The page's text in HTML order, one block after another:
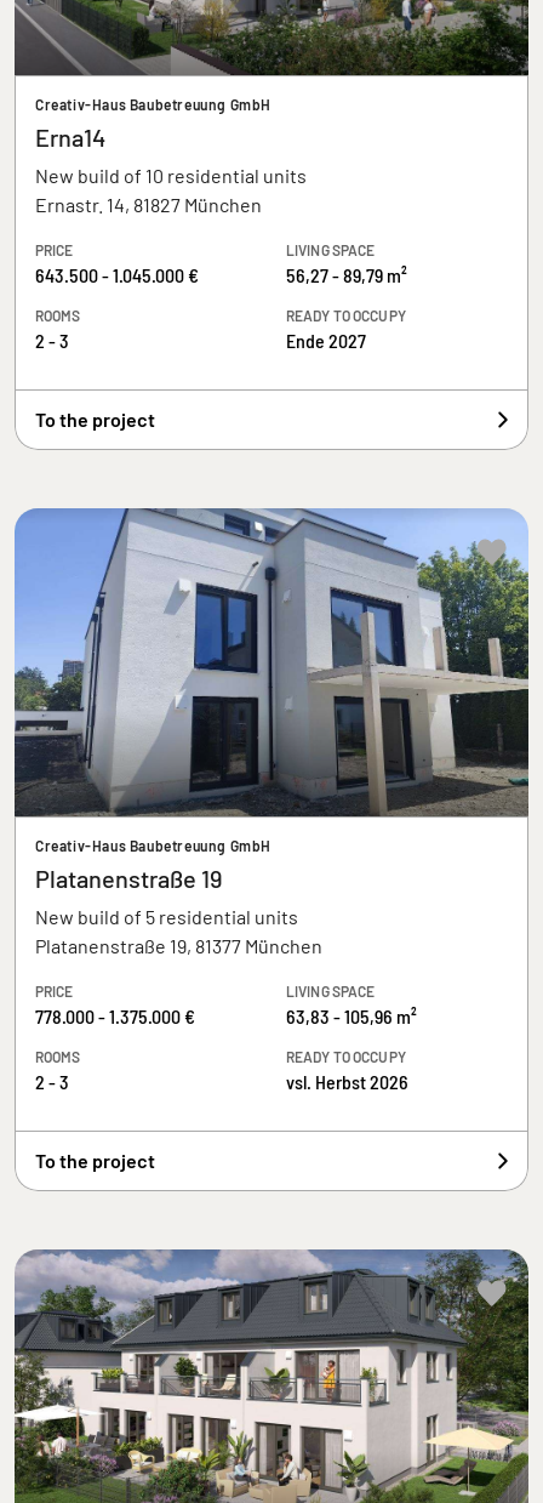
Creativ-Haus Baubetreuung GmbH
Erna14
New build of 10 residential units
Ernastr. 14, 81827 München
PRICE
643.500 - 1.045.000 €
LIVING SPACE
56,27 - 89,79 m²
ROOMS
2 - 3
READY TO OCCUPY
Ende 2027
To the project
Creativ-Haus Baubetreuung GmbH
Platanenstraße 19
New build of 5 residential units
Platanenstraße 19, 81377 München
PRICE
778.000 - 1.375.000 €
LIVING SPACE
63,83 - 105,96 m²
ROOMS
2 - 3
READY TO OCCUPY
vsl. Herbst 2026
To the project